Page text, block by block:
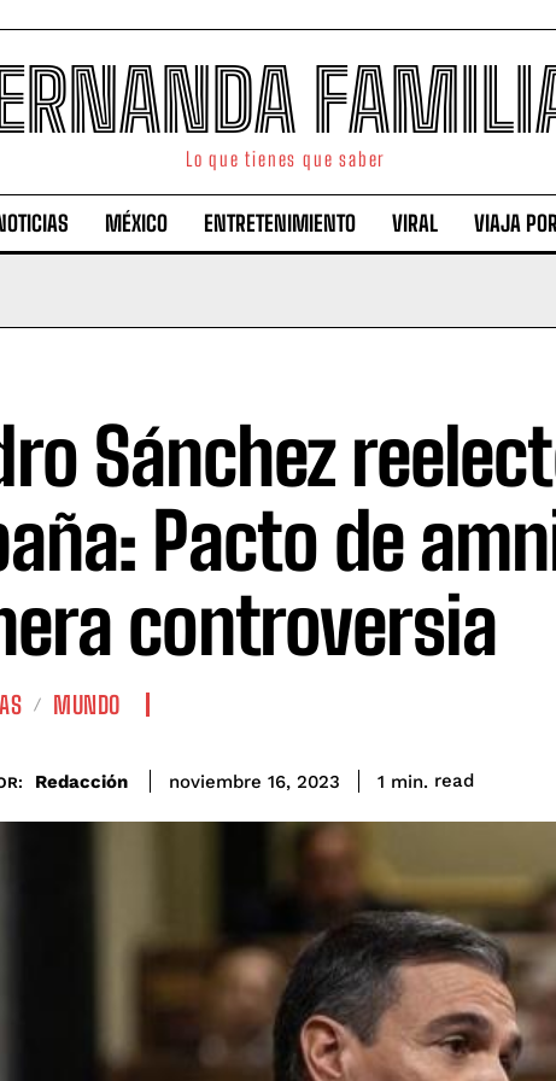
Lo que tienes que saber
MÉXICO ENTRETENIMIENTO VIRAL VIAJA
Sánchez
Pacto de
controversia
MUNDO
Redacción noviembre 16, 2023 1 min. read